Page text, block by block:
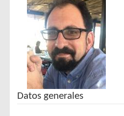
Datos generales